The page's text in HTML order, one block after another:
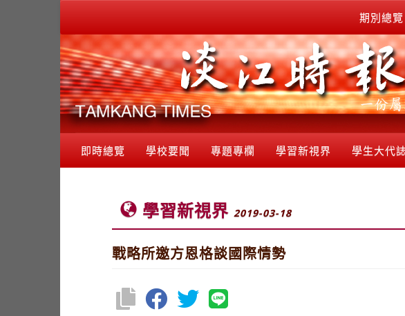
期別總覽
即時總覽 學校要聞 專題專欄 學習新視界 學生大代
學習新視界 2019-03-18
戰略所邀方恩格談國際情勢